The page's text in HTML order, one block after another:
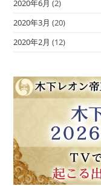
2020年6月 (2)
2020年3月 (20)
2020年2月 (12)